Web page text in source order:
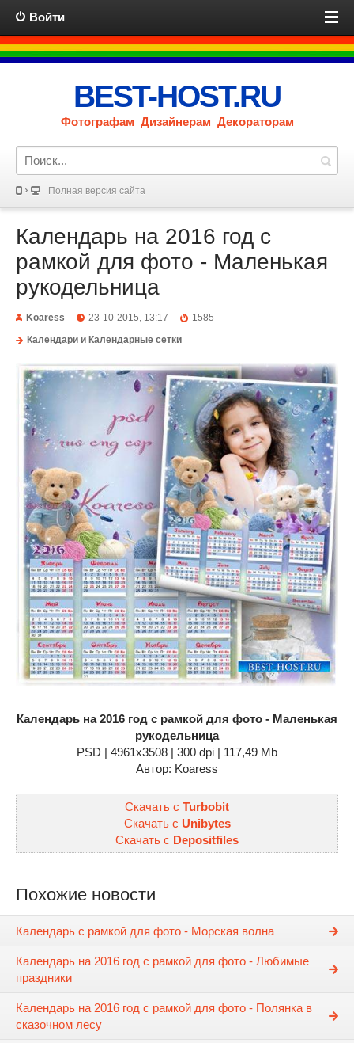
Войти
BEST-HOST.RU
Фотографам Дизайнерам Декораторам
Полная версия сайта
Календарь на 2016 год с
рамкой для фото - Маленькая
рукодельница
Koaress 23-10-2015, 13:17
1585
Календари и Календарные сетки
Календарь на 2016 год с рамкой для фото - Маленькая
рукодельница
PSD | 4961x3508 | 300 dpi | 117,49 Mb
Автор: Koaress
Скачать с Turbobit
Скачать с Unibytes
Скачать с Depositfiles
Похожие новости
Календарь с рамкой для фото - Морская волна
Календарь на 2016 год с рамкой для фото - Любимые
праздники
Календарь на 2016 год с рамкой для фото - Полянка в
сказочном лесу